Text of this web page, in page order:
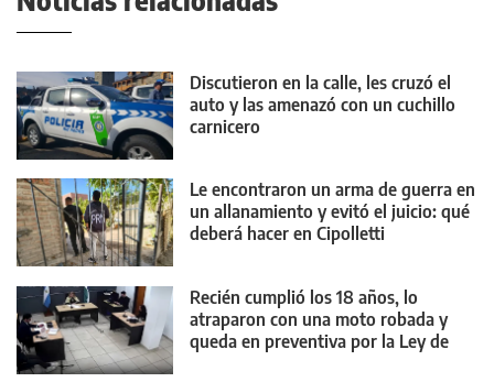
Discutieron en la calle, les cruzó el
auto y las amenazó con un cuchillo
carnicero
Le encontraron un arma de guerra en
un allanamiento y evitó el juicio: qué
deberá hacer en Cipolletti
Recién cumplió los 18 años, lo
atraparon con una moto robada y
queda en preventiva por la Ley de